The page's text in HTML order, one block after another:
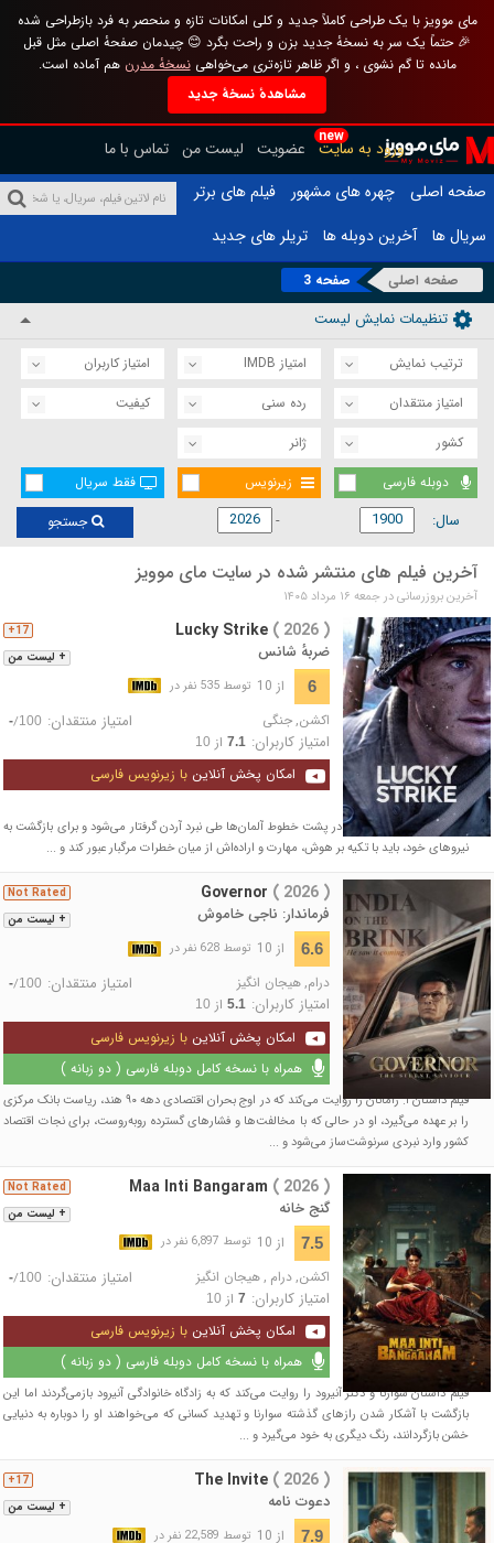
مای موویز با یک طراحی کاملاً جدید و کلی امکانات تازه و منحصر به فرد بازطراحی شده
🎉 حتماً یک سر به نسخهٔ جدید بزن و راحت بگرد 😊 چیدمان صفحهٔ اصلی مثل قبل
مانده تا گم نشوی ، و اگر ظاهر تازه‌تری می‌خواهینسخهٔ مدرن هم آماده است.
مشاهدهٔ نسخهٔ جدید
new
ورود به سایت عضویت لیست من تماس با ما
صفحه اصلی
چهره های مشهور
فیلم های برتر
سریال ها
آخرین دوبله ها تریلر های جدید
صفحه اصلی صفحه 3
تنظیمات نمایش لیست
ترتیب نمایش امتیاز IMDB
امتیاز کاربران
امتیاز منتقدان
رده سنی
کیفیت
کشور
ژانر
دوبله فارسی
زیرنویس فقط سریال
سال: جستجو
آخرین فیلم های منتشر شده در سایت مای موویز
آخرین بروزرسانی در جمعه ۱۶ مرداد ۱۴۰۵
+ لیست من
17+ Lucky Strike ( 2026 )
ضربهٔ شانس
6 از 10 توسط 535 نفر در
اکشن,جنگی امتیاز منتقدان: -/100
امتیاز کاربران: 7.1از 10
امکان پخش آنلاین با زیرنویس فارسی
یک سرباز آمریکایی زخمی در پشت خطوط آلمان‌ها طی نبرد آردن گرفتار می‌شود و برای بازگشت به
نیروهای خود، باید با تکیه بر هوش، مهارت و اراده‌اش از میان خطرات مرگبار عبور کند و ...
+ لیست من
Not Rated Governor ( 2026 )
فرماندار: ناجی خاموش
6.6 از 10 توسط 628 نفر در
درام,هیجان انگیز امتیاز منتقدان: -/100
امتیاز کاربران: 5.1از 10
امکان پخش آنلاین با زیرنویس فارسی
همراه با نسخه کامل دوبله فارسی ( دو زبانه )
فیلم داستان آ. رامانان را روایت می‌کند که در اوج بحران اقتصادی دهه ۹۰ هند، ریاست بانک مرکزی
را بر عهده می‌گیرد، او در حالی که با مخالفت‌ها و فشارهای گسترده روبه‌روست، برای نجات اقتصاد
کشور وارد نبردی سرنوشت‌ساز می‌شود و ...
+ لیست من
Not Rated Maa Inti Bangaram ( 2026 )
گنج خانه
7.5 از 10 توسط 6,897 نفر در
اکشن, درام , هیجان انگیز امتیاز منتقدان: -/100
امتیاز کاربران: 7از 10
امکان پخش آنلاین با زیرنویس فارسی
همراه با نسخه کامل دوبله فارسی ( دو زبانه )
فیلم داستان سوارنا و دکتر آنیرود را روایت می‌کند که به زادگاه خانوادگی آنیرود بازمی‌گردند اما این
بازگشت با آشکار شدن رازهای گذشته سوارنا و تهدید کسانی که می‌خواهند او را دوباره به دنیایی
خشن بازگردانند، رنگ دیگری به خود می‌گیرد و ...
+ لیست من
17+ The Invite ( 2026 )
دعوت نامه
7.9 از 10 توسط 22,589 نفر در